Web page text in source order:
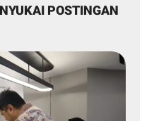
POSTINGAN